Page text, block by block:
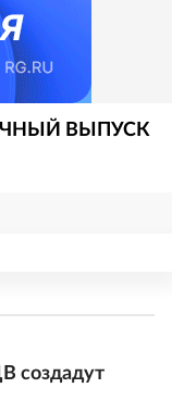
ВЫПУСК
создадут